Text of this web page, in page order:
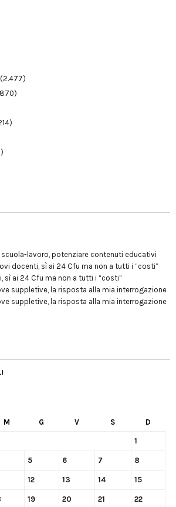
(2.477)
scuola-lavoro, potenziare contenuti educativi
docenti, sì ai 24 Cfu ma non a tutti i “costi”
sì ai 24 Cfu ma non a tutti i “costi”
suppletive, la risposta alla mia interrogazione
suppletive, la risposta alla mia interrogazione
M G V S D
1
5 6 7 8
12 13 14 15
19 20 21 22